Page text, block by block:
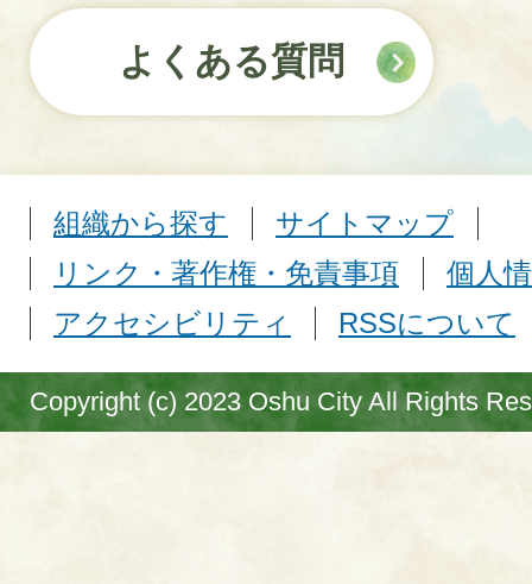
よくある質問
組織から探す
サイトマップ
リンク・著作権・免責事項
個人
アクセシビリティ
RSSについて
Copyright (c) 2023 Oshu City All Rights